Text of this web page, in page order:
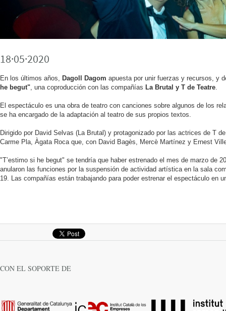
18·05·2020
En los últimos años, Dagoll Dagom apuesta por unir fuerzas y recursos, y
he begut", una coproducción con las compañías La Brutal y T de Teatre.
El espectáculo es una obra de teatro con canciones sobre algunos de los
se ha encargado de la adaptación al teatro de sus propios textos.
Dirigido por David Selvas (La Brutal) y protagonizado por las actrices de T
Carme Pla, Àgata Roca que, con David Bagès, Mercè Martínez y Ernest
"T’estimo si he begut" se tendría que haber estrenado el mes de marzo de
anularon las funciones por la suspensión de actividad artística en la sala
19. Las compañías están trabajando para poder estrenar el espectáculo en
CON EL SOPORTE DE